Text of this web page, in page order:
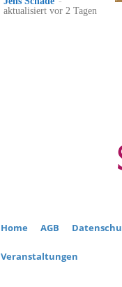
aktualisiert vor 2 Tagen
Home AGB
Veranstaltungen